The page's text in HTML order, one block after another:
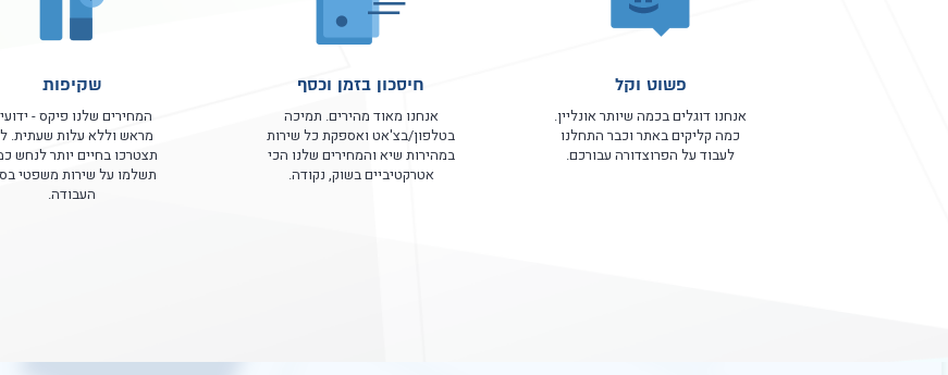
פשוט וקל
אנחנו דוגלים בכמה שיותר אונליין.
כמה קליקים באתר וכבר התחלנו
לעבוד על הפרוצדורה עבורכם.
חיסכון בזמן וכסף
אנחנו מאוד מהירים. תמיכה
בטלפון/בצ'אט ואספקת כל שירות
במהירות שיא והמחירים שלנו הכי
אטרקטיביים בשוק, נקודה.
שקיפות
המחירים שלנו פיקס -
מראש וללא עלות שעתית.
תצטרכו בחיים יותר לנחש
תשלמו על שירות משפטי
העבודה.